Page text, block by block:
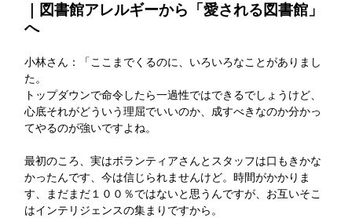
｜図書館アレルギーから「愛される図書館」
へ
小林さん：「ここまでくるのに、いろいろなことがありまし
た。
トップダウンで命令したら一過性ではできるでしょうけど、
心底それがどういう理屈でいいのか、成すべきなのか分かっ
てやるのが強いですよね。
最初のころ、実はボランティアさんとスタッフは口もきかな
かったんです、今は信じられませんけど。時間がかかりま
す、まだまだ１００％ではないと思うんですが、お互いそこ
はインテリジェンスの集まりですから。